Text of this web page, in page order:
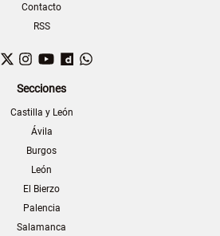
Contacto
RSS
Facebook
TwitterInstagram
YouTubeDailymotion
Secciones
Castilla y León
Ávila
Burgos
León
El Bierzo
Palencia
Salamanca